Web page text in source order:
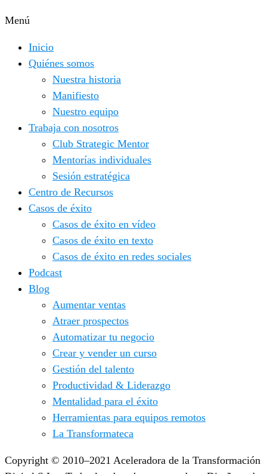
Menú
Inicio
Quiénes somos
Nuestra historia
Manifiesto
Nuestro equipo
Trabaja con nosotros
Club Strategic Mentor
Mentorías individuales
Sesión estratégica
Centro de Recursos
Casos de éxito
Casos de éxito en vídeo
Casos de éxito en texto
Casos de éxito en redes sociales
Podcast
Blog
Aumentar ventas
Atraer prospectos
Automatizar tu negocio
Crear y vender un curso
Gestión del talento
Productividad & Liderazgo
Mentalidad para el éxito
Herramientas para equipos remotos
La Transformateca
Copyright © 2010–2021 Aceleradora de la Transformación